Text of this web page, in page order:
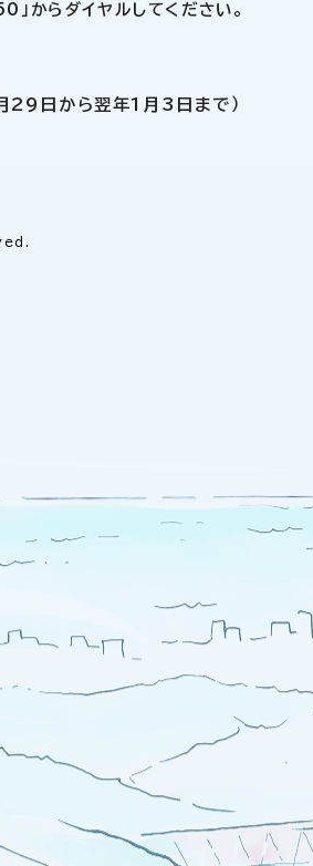
らダイヤルしてください。
29日から翌年1月3日まで）